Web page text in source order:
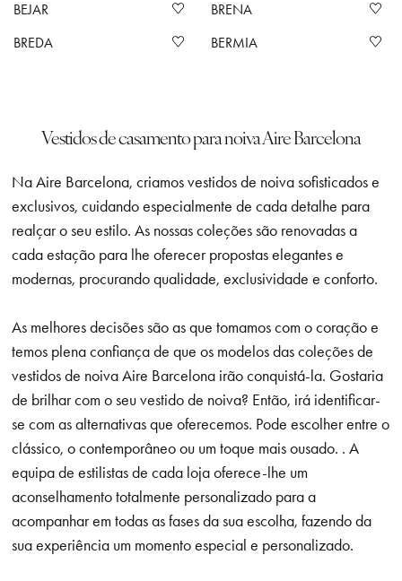
BEJAR
BRENA
BREDA
BERMIA
Vestidos de casamento para noiva Aire Barcelona
Na Aire Barcelona, criamos vestidos de noiva sofisticados e
exclusivos, cuidando especialmente de cada detalhe para
realçar o seu estilo. As nossas coleções são renovadas a
cada estação para lhe oferecer propostas elegantes e
modernas, procurando qualidade, exclusividade e conforto.
As melhores decisões são as que tomamos com o coração e
temos plena confiança de que os modelos das coleções de
vestidos de noiva Aire Barcelona irão conquistá-la. Gostaria
de brilhar com o seu vestido de noiva? Então, irá identificar-
se com as alternativas que oferecemos. Pode escolher entre o
clássico, o contemporâneo ou um toque mais ousado. . A
equipa de estilistas de cada loja oferece-lhe um
aconselhamento totalmente personalizado para a
acompanhar em todas as fases da sua escolha, fazendo da
sua experiência um momento especial e personalizado.